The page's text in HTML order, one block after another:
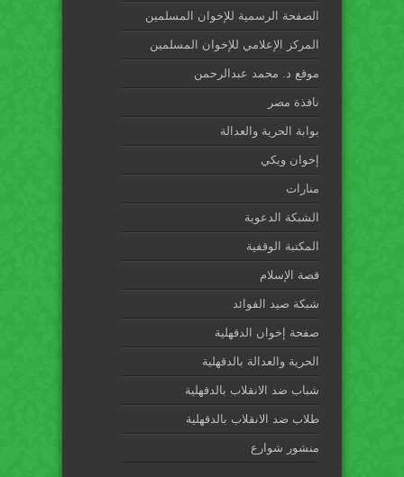
الصفحة الرسمية للإخوان المسلمين
المركز الإعلامي للإخوان المسلمين
موقع د. محمد عبدالرحمن
نافذة مصر
بوابة الحرية والعدالة
إخوان ويكي
منارات
الشبكة الدعوية
المكتبة الوقفية
قصة الإسلام
شبكة صيد الفوائد
صفحة إخوان الدقهلية
الحرية والعدالة بالدقهلية
شباب ضد الانقلاب بالدقهلية
طلاب ضد الانقلاب بالدقهلية
منشور شوارع